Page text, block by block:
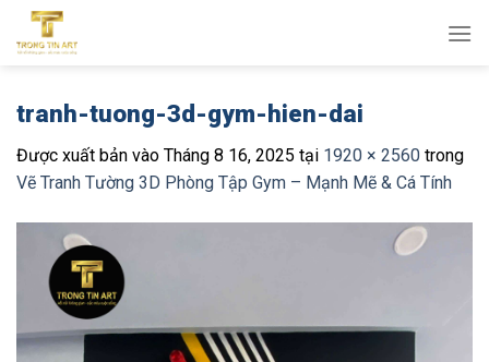
qua
tranh-tuong-3d-gym-hien-dai
Được xuất bản vào Tháng 8 16, 2025 tại 1920 × 2560 trong
Vẽ Tranh Tường 3D Phòng Tập Gym – Mạnh Mẽ & Cá Tính